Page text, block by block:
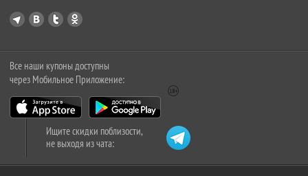
Все наши купоны доступны
через Мобильное Приложение:
Ищите скидки поблизости,
не выходя из чата: